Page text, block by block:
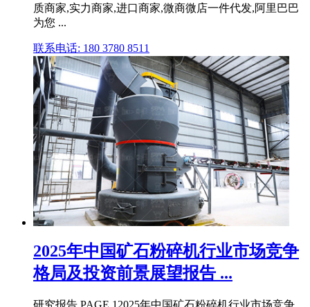
质商家,实力商家,进口商家,微商微店一件代发,阿里巴巴
为您 ...
联系电话: 180 3780 8511
2025年中国矿石粉碎机行业市场竞争
格局及投资前景展望报告 ...
研究报告 PAGE 12025年中国矿石粉碎机行业市场竞争